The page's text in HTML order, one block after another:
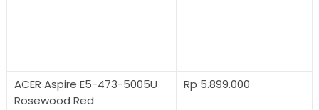
ACER Aspire E5-473-5005U
Rosewood Red
Rp 5.899.000